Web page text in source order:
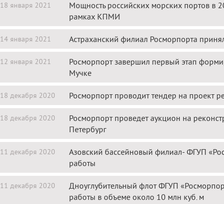
18 января 2021
Мощность российских морских портов в
рамках КПМИ
14 января 2021 Астраханский филиал Росморпорта
12 января 2021
Росморпорт завершил первый этап
Мучке
18 декабря 2020 Росморпорт проводит тендер на проект
18 декабря 2020
Росморпорт проведет аукцион на
Петербург
11 декабря 2020
Азовский бассейновый филиал- ФГУП
работы
11 декабря 2020
Дноуглубительный флот ФГУП
работы в объеме около 10 млн куб. м